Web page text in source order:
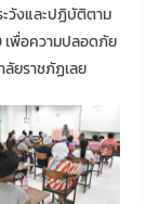
วังและปฏิบัติตาม
เพื่อความปลอดภัย
ยราชภัฏเลย